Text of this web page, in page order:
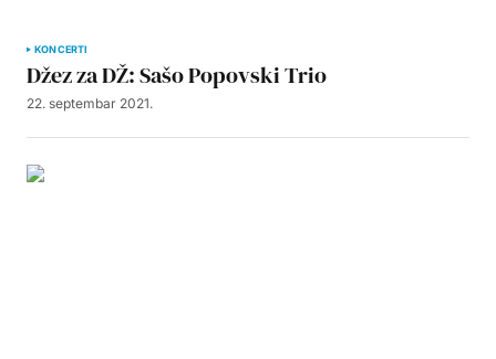
KONCERTI
Džez za DŽ: Sašo Popovski Trio
22. septembar 2021.